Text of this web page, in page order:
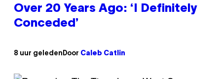
Over 20 Years Ago: ‘I Definitely
Conceded’
8 uur geleden Door Caleb Catlin